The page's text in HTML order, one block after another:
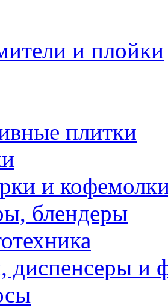
и плойки
плитки
и
блендеры
диспенсеры и